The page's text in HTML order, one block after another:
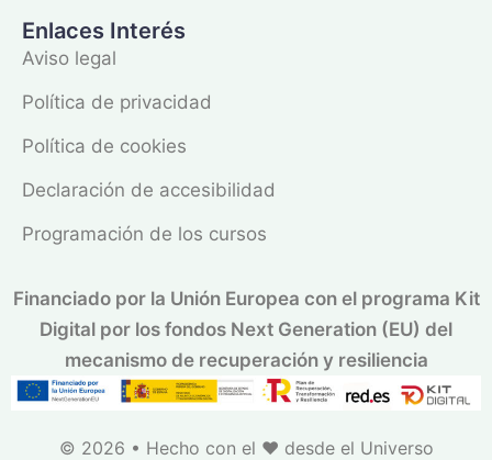
Enlaces Interés
Aviso legal
Política de privacidad
Política de cookies
Declaración de accesibilidad
Programación de los cursos
Financiado por la Unión Europea con el programa Kit
Digital por los fondos Next Generation (EU) del
mecanismo de recuperación y resiliencia
© 2026 • Hecho con el ❤️ desde el Universo